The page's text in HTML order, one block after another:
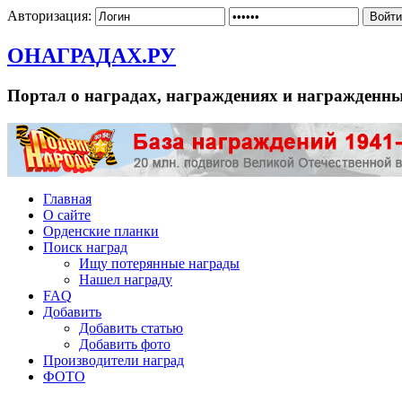
Авторизация:
ОНАГРАДАХ.РУ
Портал о наградах, награждениях и
Главная
О сайте
Орденские планки
Поиск наград
Ищу потерянные награды
Нашел награду
FAQ
Добавить
Добавить статью
Добавить фото
Производители наград
ФОТО